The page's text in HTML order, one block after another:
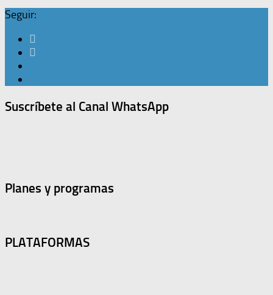
Seguir:
Suscríbete al Canal WhatsApp
Planes y programas
PLATAFORMAS